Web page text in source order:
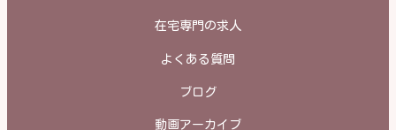
在宅専門の求人
よくある質問
ブログ
動画アーカイブ